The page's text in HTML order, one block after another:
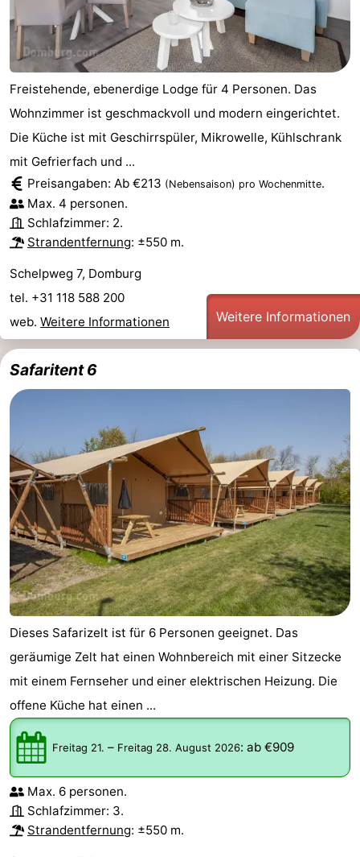
Freistehende, ebenerdige Lodge für 4 Personen. Das
Wohnzimmer ist geschmackvoll und modern eingerichtet.
Die Küche ist mit Geschirrspüler, Mikrowelle, Kühlschrank
mit Gefrierfach und ...
Preisangaben: Ab €213 (Nebensaison) pro Wochenmitte.
Max. 4 personen.
Schlafzimmer: 2.
Strandentfernung: ±550 m.
Schelpweg 7, Domburg
tel. +31 118 588 200
web. Weitere Informationen Weitere Informationen
Safaritent 6
Dieses Safarizelt ist für 6 Personen geeignet. Das
geräumige Zelt hat einen Wohnbereich mit einer Sitzecke
mit einem Fernseher und einer elektrischen Heizung. Die
offene Küche hat einen ...
Freitag 21. – Freitag 28. August 2026: ab €909
Max. 6 personen.
Schlafzimmer: 3.
Strandentfernung: ±550 m.